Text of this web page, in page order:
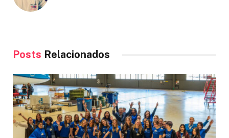
Posts Relacionados